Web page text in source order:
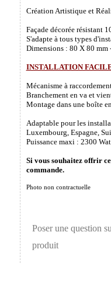
Création Artistique et
Façade décorée résistant
S'adapte à tous types
Dimensions : 80 X 80 mm
INSTALLATION
Mécanisme à
Branchement en va et
Montage dans une boîte
Adaptable pour les
Luxembourg, Espagne,
Puissance maxi : 2300
Si vous souhaitez offrir
commande.
Photo non contractuelle
Poser une question
produit